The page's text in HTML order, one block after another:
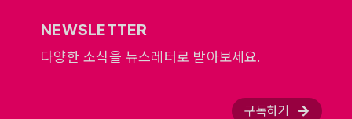
NEWSLETTER
다양한 소식을 뉴스레터로 받아보세요.
구독하기